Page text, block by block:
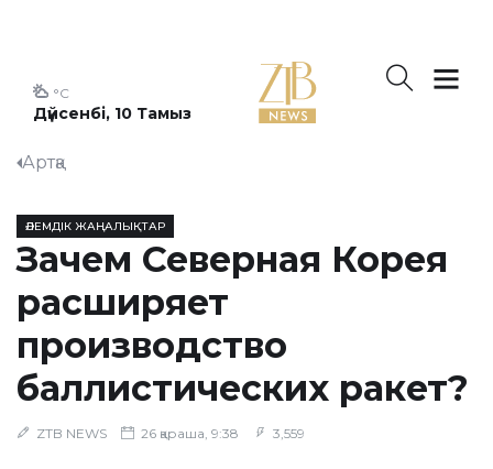
Дүйсенбі, 10 Тамыз
°C
Артқа
ӘЛЕМДІК ЖАҢАЛЫҚТАР
Зачем Северная Корея
расширяет
производство
баллистических ракет?
ZTB NEWS 26 қараша, 9:38 3,559